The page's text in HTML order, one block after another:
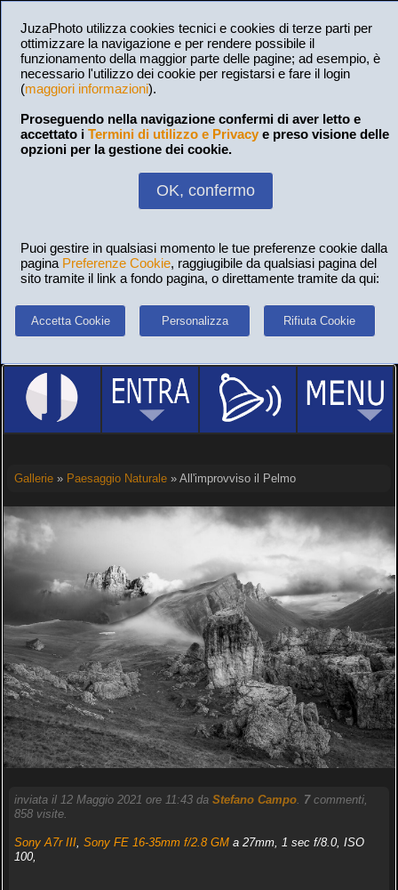
JuzaPhoto utilizza cookies tecnici e cookies di terze parti per
ottimizzare la navigazione e per rendere possibile il
funzionamento della maggior parte delle pagine; ad esempio, è
necessario l'utilizzo dei cookie per registarsi e fare il login
(maggiori informazioni).
Proseguendo nella navigazione confermi di aver letto e
accettato i Termini di utilizzo e Privacy e preso visione delle
opzioni per la gestione dei cookie.
OK, confermo
Puoi gestire in qualsiasi momento le tue preferenze cookie dalla
pagina Preferenze Cookie, raggiugibile da qualsiasi pagina del
sito tramite il link a fondo pagina, o direttamente tramite da qui:
Accetta Cookie Personalizza Rifiuta Cookie
Gallerie» Paesaggio Naturale» All'improvviso il Pelmo
inviata il 12 Maggio 2021 ore 11:43 da Stefano Campo. 7commenti,
858 visite.
Sony A7r III, Sony FE 16-35mm f/2.8 GMa 27mm, 1 sec f/8.0, ISO
100,